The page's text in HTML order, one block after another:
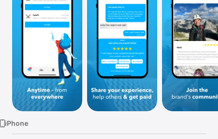
TV
iPhone